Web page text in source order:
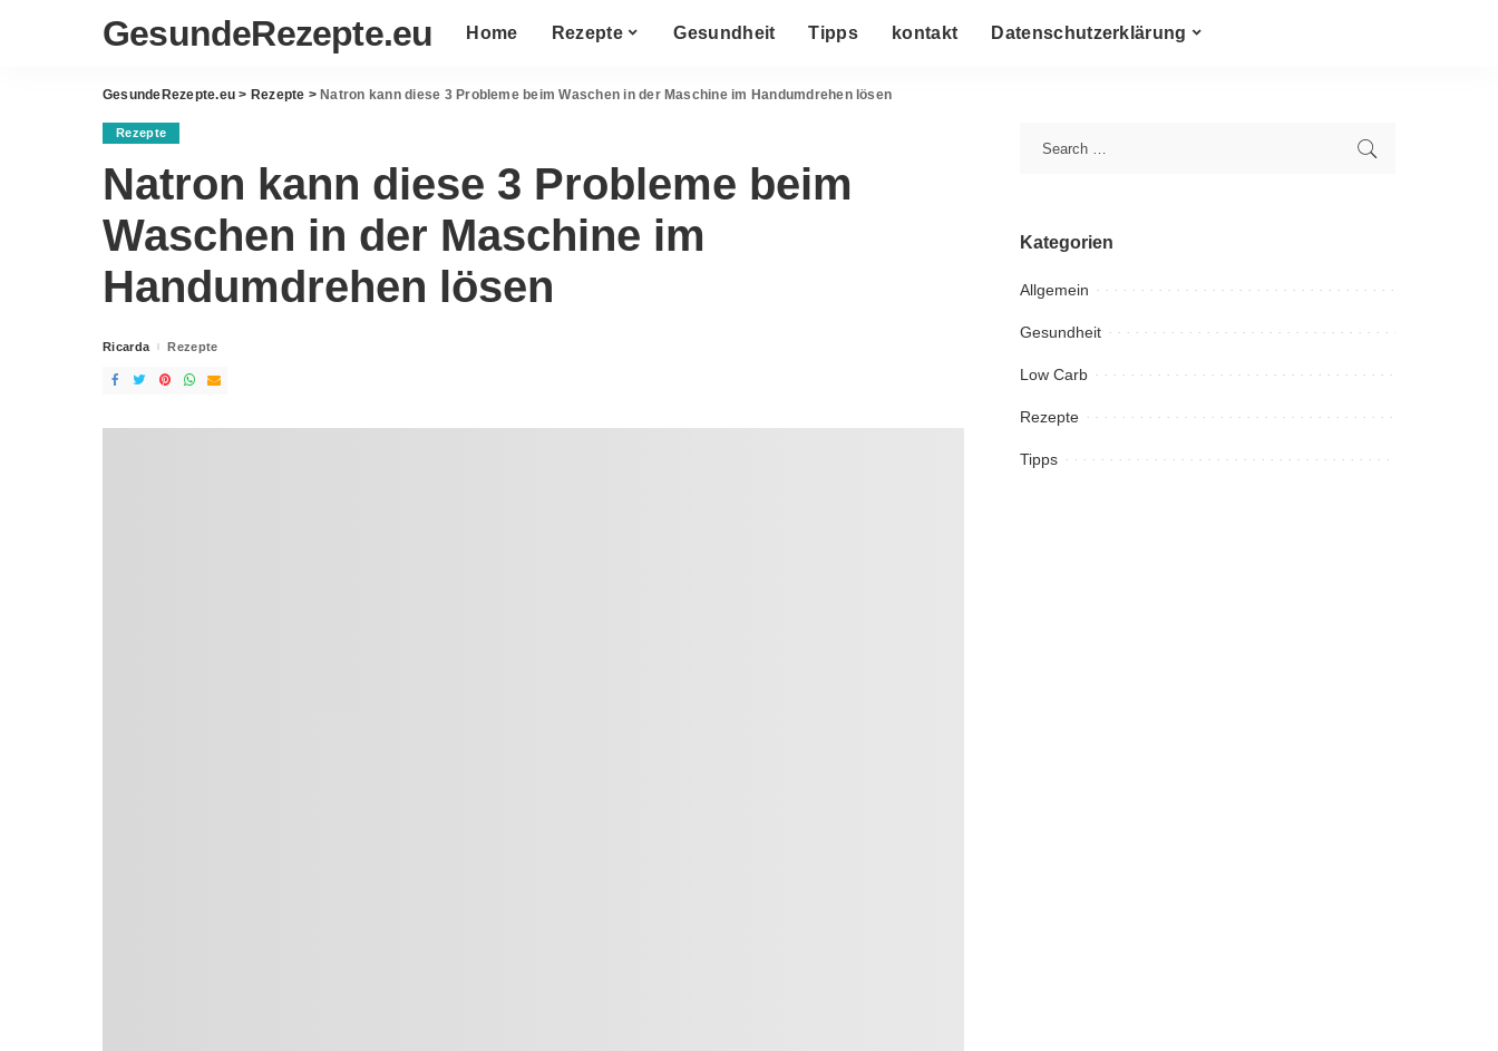
GesundeRezepte.eu Home Rezepte Gesundheit Tipps kontakt Datenschutzerklärung
GesundeRezepte.eu > Rezepte > Natron kann diese 3 Probleme beim Waschen in der Maschine im Handumdrehen lösen
Rezepte
Natron kann diese 3 Probleme beim
Waschen in der Maschine im
Handumdrehen lösen
Posted
Ricarda Rezepte
Kategorien
Allgemein
Gesundheit
Low Carb
Rezepte
Tipps